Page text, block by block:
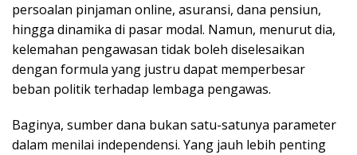
persoalan pinjaman online, asuransi, dana pensiun,
hingga dinamika di pasar modal. Namun, menurut dia,
kelemahan pengawasan tidak boleh diselesaikan
dengan formula yang justru dapat memperbesar
beban politik terhadap lembaga pengawas.
Baginya, sumber dana bukan satu-satunya parameter
dalam menilai independensi. Yang jauh lebih penting